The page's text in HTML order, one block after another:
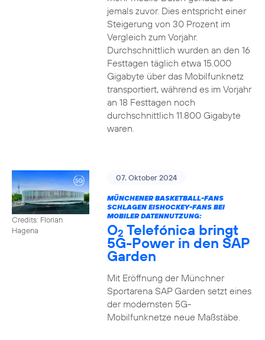
jemals zuvor. Dies entspricht einer
Steigerung von 30 Prozent im
Vergleich zum Vorjahr.
Durchschnittlich wurden an den 16
Festtagen täglich etwa 15.000
Gigabyte über das Mobilfunknetz
transportiert, während es im Vorjahr
an 18 Festtagen noch
durchschnittlich 11.800 Gigabyte
waren.
Credits: Florian
Hagena
07. Oktober 2024
MÜNCHENER BASKETBALL-FANS
SCHLAGEN EISHOCKEY-FANS BEI
MOBILER DATENNUTZUNG:
O2 Telefónica bringt
5G-Power in den SAP
Garden
Mit Eröffnung der Münchner
Sportarena SAP Garden setzt eines
der modernsten 5G-
Mobilfunknetze neue Maßstäbe.